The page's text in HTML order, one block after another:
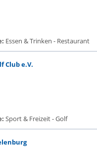
Essen & Trinken - Restaurant
Club e.V.
Sport & Freizeit - Golf